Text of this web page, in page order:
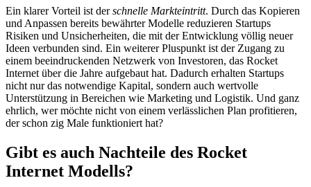
Ein klarer Vorteil ist derschnelle Markteintritt. Durch das Kopieren
und Anpassen bereits bewährter Modelle reduzieren Startups
Risiken und Unsicherheiten, die mit der Entwicklung völlig neuer
Ideen verbunden sind. Ein weiterer Pluspunkt ist der Zugang zu
einem beeindruckenden Netzwerk von Investoren, das Rocket
Internet über die Jahre aufgebaut hat. Dadurch erhalten Startups
nicht nur das notwendige Kapital, sondern auch wertvolle
Unterstützung in Bereichen wie Marketing und Logistik. Und ganz
ehrlich, wer möchte nicht von einem verlässlichen Plan profitieren,
der schon zig Male funktioniert hat?
Gibt es auch Nachteile des Rocket
Internet Modells?